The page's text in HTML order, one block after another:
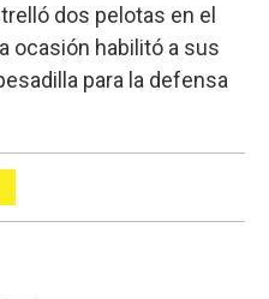
dos pelotas en el
ocasión habilitó a sus
para la defensa